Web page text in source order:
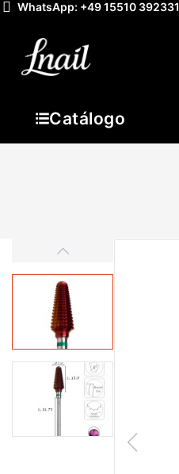
WhatsApp: +49 15510 392331
Catálogo